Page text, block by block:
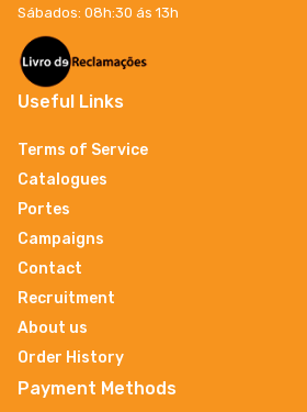
Sábados: 08h:30 ás 13h
Useful Links
Terms of Service
Catalogues
Portes
Campaigns
Contact
Recruitment
About us
Order History
Payment Methods